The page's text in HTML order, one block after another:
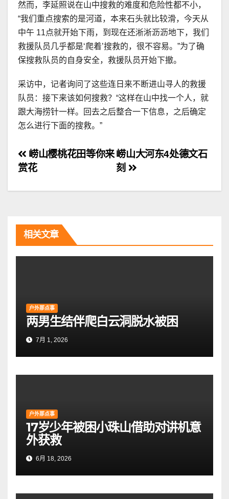
然而，李延照说在山中搜救的难度和危险性都不小，
“我们重点搜索的是河道，本来石头就比较滑，今天从
中午 11点就开始下雨，到现在还淅淅沥沥地下，我们
救援队员几乎都是‘爬着’搜救的，很不容易。”为了确
保搜救队员的自身安全，救援队员开始下撤。
采访中，记者询问了这些连日来不断进山寻人的救援
队员：接下来该如何搜救？“这样在山中找一个人，就
跟大海捞针一样。回去之后整合一下信息，之后确定
怎么进行下面的搜救。”
文
章
航
崂山大河东4处德文石
刻
崂山樱桃花田等你来
赏花
相关文章
户外那点事
两男生结伴爬白云洞脱水被困
7月 1, 2026
户外那点事
17岁少年被困小珠山借助对讲机意
外获救
6月 18, 2026